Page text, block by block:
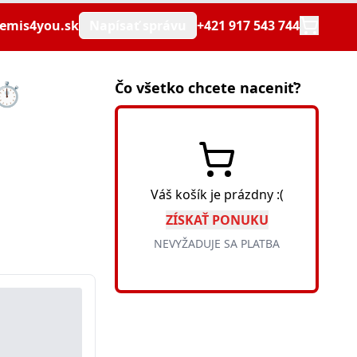
+421 917 543 744
Čo všetko chcete naceniť?
Váš košík je prázdny :(
ZÍSKAŤ PONUKU
NEVYŽADUJE SA PLATBA